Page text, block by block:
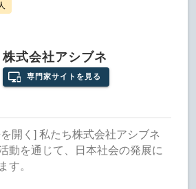
株式会社アシブネ
専門家サイトを見る
開く] 私たち株式会社アシブネ
動を通じて、日本社会の発展に
す。